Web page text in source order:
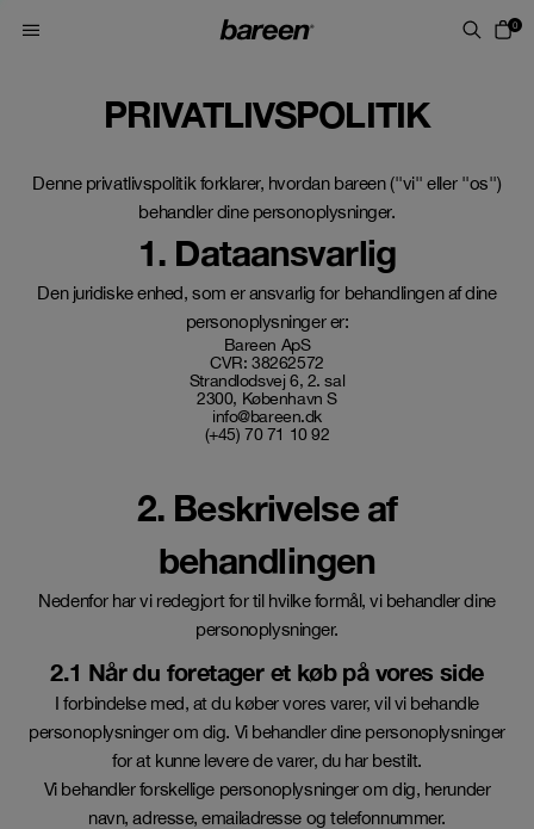
0
PRIVATLIVSPOLITIK
Denne privatlivspolitik forklarer, hvordan bareen (''vi'' eller ''os'')
behandler dine personoplysninger.
1. Dataansvarlig
Den juridiske enhed, som er ansvarlig for behandlingen af dine
personoplysninger er:
Bareen ApS
CVR: 38262572
Strandlodsvej 6, 2. sal
2300, København S
info@bareen.dk
(+45) 70 71 10 92
2. Beskrivelse af
behandlingen
Nedenfor har vi redegjort for til hvilke formål, vi behandler dine
personoplysninger.
2.1 Når du foretager et køb på vores side
I forbindelse med, at du køber vores varer, vil vi behandle
personoplysninger om dig. Vi behandler dine personoplysninger
for at kunne levere de varer, du har bestilt.
Vi behandler forskellige personoplysninger om dig, herunder
navn, adresse, emailadresse og telefonnummer.